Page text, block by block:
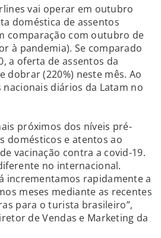
vai operar em outubro
doméstica de assentos
comparação com outubro de
à pandemia). Se comparado
a oferta de assentos da
dobrar (220%) neste mês. Ao
diários da Latam no
próximos dos níveis pré-
domésticos e atentos ao
vacinação contra a covid-19.
no internacional.
incrementamos rapidamente a
meses mediante as recentes
para o turista brasileiro”,
de Vendas e Marketing da